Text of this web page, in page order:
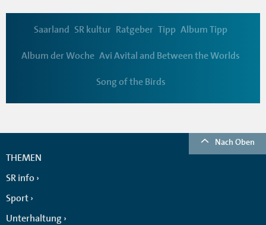
Saarland SR kultur Ratgeber Tipp Album Tipp
Album der Woche Avi Avital and Between the Worlds
Song of the Birds
Nach Oben
THEMEN
SR info
Sport
Unterhaltung